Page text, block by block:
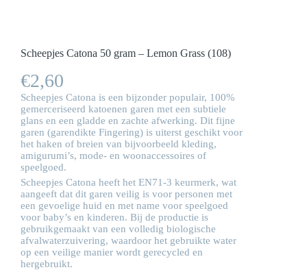
Scheepjes Catona 50 gram – Lemon Grass (108)
€2,60
Scheepjes Catona is een bijzonder populair, 100%
gemerceriseerd katoenen garen met een subtiele
glans en een gladde en zachte afwerking. Dit fijne
garen (garendikte Fingering) is uiterst geschikt voor
het haken of breien van bijvoorbeeld kleding,
amigurumi’s, mode- en woonaccessoires of
speelgoed.
Scheepjes Catona heeft het EN71-3 keurmerk, wat
aangeeft dat dit garen veilig is voor personen met
een gevoelige huid en met name voor speelgoed
voor baby’s en kinderen. Bij de productie is
gebruikgemaakt van een volledig biologische
afvalwaterzuivering, waardoor het gebruikte water
op een veilige manier wordt gerecycled en
hergebruikt.